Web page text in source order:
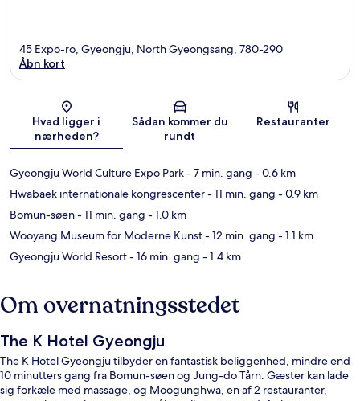
Kort
45 Expo-ro, Gyeongju, North Gyeongsang, 780-290
Åbn kort
Hvad ligger i
nærheden?
Sådan kommer du
rundt
Restauranter
Gyeongju World Culture Expo Park- 7 min. gang - 0.6 km
Hwabaek internationale kongrescenter- 11 min. gang - 0.9 km
Bomun-søen- 11 min. gang - 1.0 km
Wooyang Museum for Moderne Kunst- 12 min. gang - 1.1 km
Gyeongju World Resort- 16 min. gang - 1.4 km
Om overnatningsstedet
The K Hotel Gyeongju
The K Hotel Gyeongju tilbyder en fantastisk beliggenhed, mindre end
10 minutters gang fra Bomun-søen og Jung-do Tårn. Gæster kan lade
sig forkæle med massage, og Moogunghwa, en af 2 restauranter,